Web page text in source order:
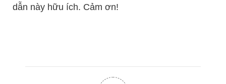
dẫn này hữu ích. Cảm ơn!